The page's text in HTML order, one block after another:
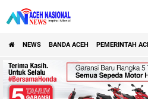
NEWS BANDA ACEH PEMERINTAH